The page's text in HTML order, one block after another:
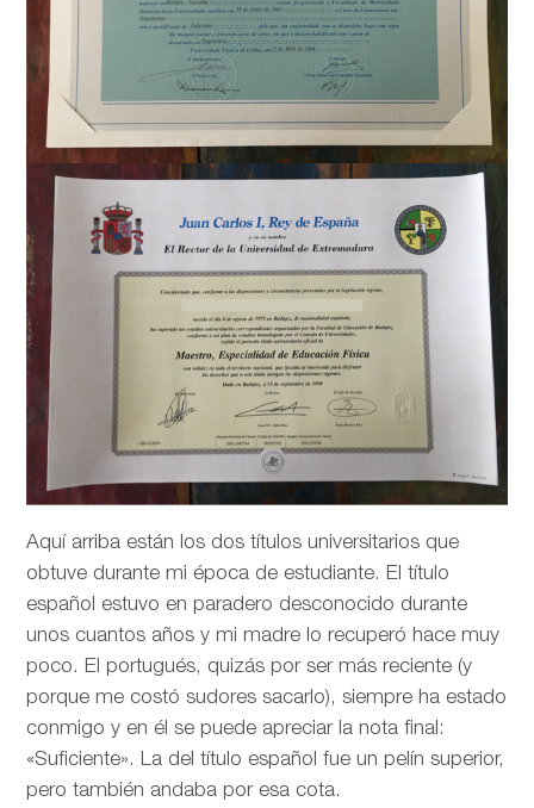
Aquí arriba están los dos títulos universitarios que
obtuve durante mi época de estudiante. El título
español estuvo en paradero desconocido durante
unos cuantos años y mi madre lo recuperó hace muy
poco. El portugués, quizás por ser más reciente (y
porque me costó sudores sacarlo), siempre ha estado
conmigo y en él se puede apreciar la nota final:
«Suficiente». La del título español fue un pelín superior,
pero también andaba por esa cota.